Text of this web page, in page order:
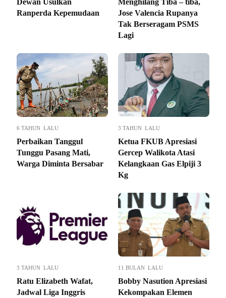
Ranperda Kepemudaan
Jose Valencia Rupanya
Tak Berseragam PSMS
Lagi
6 TAHUN LALU
Perbaikan Tanggul
Tunggu Pasang Mati,
Warga Diminta Bersabar
3 TAHUN LALU
Ketua FKUB Apresiasi
Gercep Walikota Atasi
Kelangkaan Gas Elpiji 3
Kg
3 TAHUN LALU
Ratu Elizabeth Wafat,
Jadwal Liga Inggris
11 BULAN LALU
Bobby Nasution Apresiasi
Kekompakan Elemen